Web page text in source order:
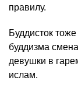
правилу.
Буддисток
буддизма
девушки в
ислам.